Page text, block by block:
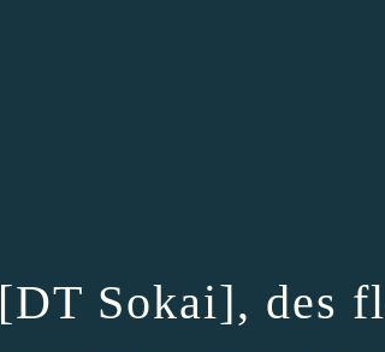
[DT Sokai], des